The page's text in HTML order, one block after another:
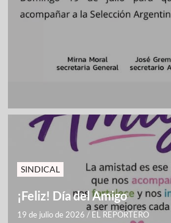
SINDICAL
¡Feliz! Día del Amigo
19 de julio de 2026 / EL REPORTERO